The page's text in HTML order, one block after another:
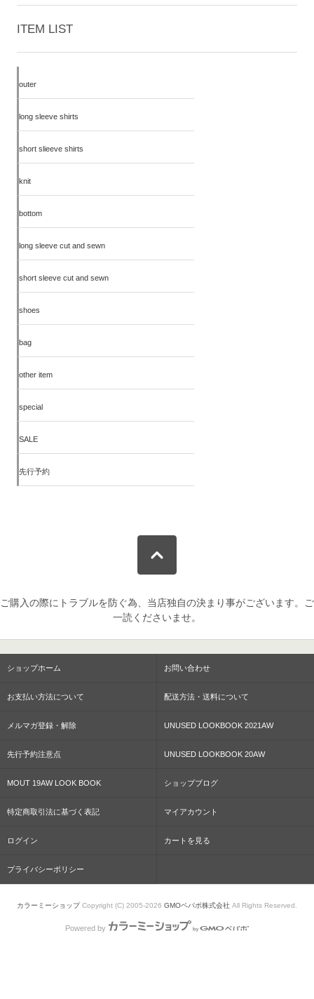
ITEM LIST
outer
long sleeve shirts
short slieeve shirts
knit
bottom
long sleeve cut and sewn
short sleeve cut and sewn
shoes
bag
other item
special
SALE
先行予約
ご購入の際にトラブルを防ぐ為、当店独自の決まり事がございます。ご
一読くださいませ。
ショップホーム お問い合わせ
お支払い方法について 配送方法・送料について
メルマガ登録・解除 UNUSED LOOKBOOK 2021AW
先行予約注意点 UNUSED LOOKBOOK 20AW
MOUT 19AW LOOK BOOK ショップブログ
特定商取引法に基づく表記 マイアカウント
ログイン カートを見る
プライバシーポリシー
カラーミーショップCopyright (C) 2005-2026 GMOペパボ株式会社 All Rights Reserved.
Powered by